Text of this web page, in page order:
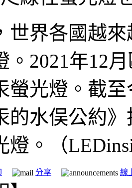
世界各國越
。2021年12
螢光燈。截
的水俣公約
燈。（
分享 線